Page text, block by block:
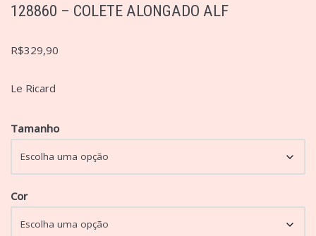
128860 – COLETE ALONGADO ALF
R$329,90
Le Ricard
Tamanho
Cor